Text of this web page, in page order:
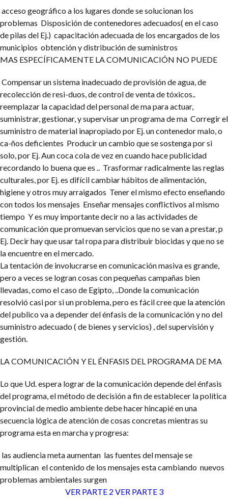
acceso geográfico a los lugares donde se solucionan los
problemas Disposición de contenedores adecuados( en el caso
de pilas del Ej.) capacitación adecuada de los encargados de los
municipios obtención y distribución de suministros
MAS ESPECÍFICAMENTE LA COMUNICACIÓN NO PUEDE
Compensar un sistema inadecuado de provisión de agua, de
recolección de resi-duos, de control de venta de tóxicos..
reemplazar la capacidad del personal de ma para actuar,
suministrar, gestionar, y supervisar un programa de ma Corregir el
suministro de material inapropiado por Ej. un contenedor malo, o
ca-ños deficientes Producir un cambio que se sostenga por si
solo, por Ej. Aun coca cola de vez en cuando hace publicidad
recordando lo buena que es .. Trasformar radicalmente las reglas
culturales, por Ej. es difícil cambiar hábitos de alimentación,
higiene y otros muy arraigados Tener el mismo efecto enseñando
con todos los mensajes Enseñar mensajes conflictivos al mismo
tiempo Y es muy importante decir no a las actividades de
comunicación que promuevan servicios que no se van a prestar, p
Ej. Decir hay que usar tal ropa para distribuir biocidas y que no se
la encuentre en el mercado.
La tentación de involucrarse en comunicación masiva es grande,
pero a veces se logran cosas con pequeñas campañas bien
llevadas, como el caso de Egipto, ..Donde la comunicación
resolvió casi por si un problema, pero es fácil cree que la atención
del publico va a depender del énfasis de la comunicación y no del
suministro adecuado ( de bienes y servicios) , del supervisión y
gestión.
LA COMUNICACIÓN Y EL ÉNFASIS DEL PROGRAMA DE MA
Lo que Ud. espera lograr de la comunicación depende del énfasis
del programa, el método de decisión a fin de establecer la política
provincial de medio ambiente debe hacer hincapié en una
secuencia lógica de atención de cosas concretas mientras su
programa esta en marcha y progresa:
las audiencia meta aumentan las fuentes del mensaje se
multiplican el contenido de los mensajes esta cambiando nuevos
problemas ambientales surgen
VER PARTE 2 VER PARTE 3